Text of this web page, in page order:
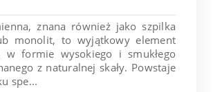
znana również jako szpilka
monolit, to wyjątkowy element
w formie wysokiego i smukłego
z naturalnej skały. Powstaje
spe...